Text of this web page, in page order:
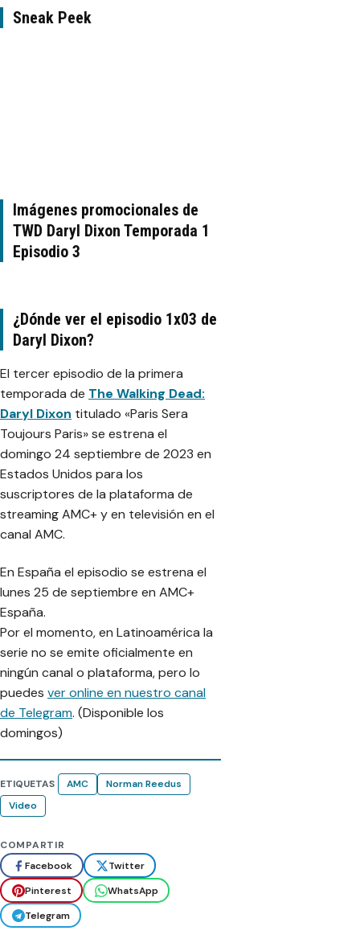
Sneak Peek
Imágenes promocionales de
TWD Daryl Dixon Temporada 1
Episodio 3
¿Dónde ver el episodio 1x03 de
Daryl Dixon?
El tercer episodio de la primera
temporada de The Walking Dead:
Daryl Dixon titulado «Paris Sera
Toujours Paris» se estrena el
domingo 24 septiembre de 2023 en
Estados Unidos para los
suscriptores de la plataforma de
streaming AMC+ y en televisión en el
canal AMC.
En España el episodio se estrena el
lunes 25 de septiembre en AMC+
España.
Por el momento, en Latinoamérica la
serie no se emite oficialmente en
ningún canal o plataforma, pero lo
puedes ver online en nuestro canal
de Telegram. (Disponible los
domingos)
ETIQUETAS AMC
Norman Reedus
Video
COMPARTIR
Facebook
Twitter
Pinterest
WhatsApp
Telegram